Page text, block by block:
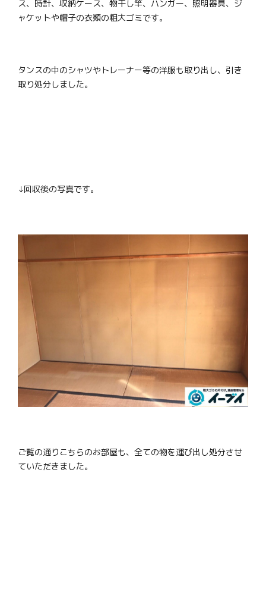
ス、時計、収納ケース、物干し竿、ハンガー、照明器具、ジ
ャケットや帽子の衣類の粗大ゴミです。
タンスの中のシャツやトレーナー等の洋服も取り出し、引き
取り処分しました。
↓回収後の写真です。
ご覧の通りこちらのお部屋も、全ての物を運び出し処分させ
ていただきました。